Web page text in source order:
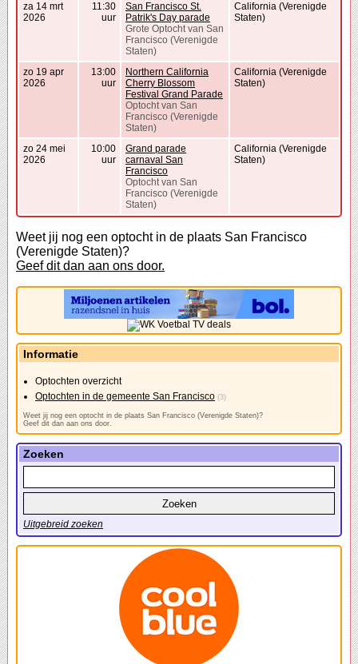
za 14 mrt
2026
11:30
uur
San Francisco St.
Patrik's Day parade
Grote Optocht van San
Francisco (Verenigde
Staten)
California (Verenigde
Staten)
zo 19 apr
2026
13:00
uur
Northern California
Cherry Blossom
Festival Grand Parade
Optocht van San
Francisco (Verenigde
Staten)
California (Verenigde
Staten)
zo 24 mei
2026
10:00
uur
Grand parade
carnaval San
Francisco
Optocht van San
Francisco (Verenigde
Staten)
California (Verenigde
Staten)
Weet jij nog een optocht in de plaats San Francisco
(Verenigde Staten)?
Geef dit dan aan ons door.
Informatie
Optochten overzicht
Optochten in de gemeente San Francisco (3)
Weet jij nog een optocht in de plaats San Francisco (Verenigde Staten)?
Geef dit dan aan ons door.
Zoeken
Uitgebreid zoeken